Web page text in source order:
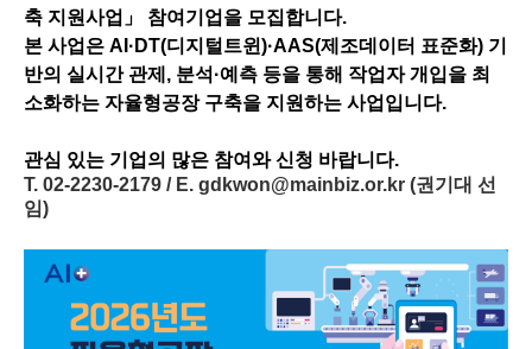
축 지원사업」 참여기업을 모집합니다.
본 사업은 AI·DT(디지털트윈)·AAS(제조데이터 표준화) 기
반의 실시간 관제, 분석·예측 등을 통해 작업자 개입을 최
소화하는 자율형공장 구축을 지원하는 사업입니다.
관심 있는 기업의 많은 참여와 신청 바랍니다.
T. 02-2230-2179 / E. gdkwon@mainbiz.or.kr (권기대 선
임)